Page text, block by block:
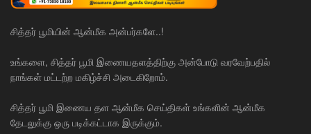
சித்தர் பூமியின் ஆன்மீக அன்பர்களே..!
உங்களை, சித்தர் பூமி இணையதளத்திற்கு அன்போடு வரவேற்பதில்
நாங்கள் மட்டற்ற மகிழ்ச்சி அடைகிறோம்.
சித்தர் பூமி இணைய தள ஆன்மீக செய்திகள் உங்களின் ஆன்மீக
தேடலுக்கு ஒரு படிக்கட்டாக இருக்கும்.